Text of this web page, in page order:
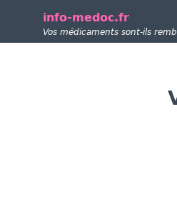
info-medoc.fr
Vos médicaments sont-ils